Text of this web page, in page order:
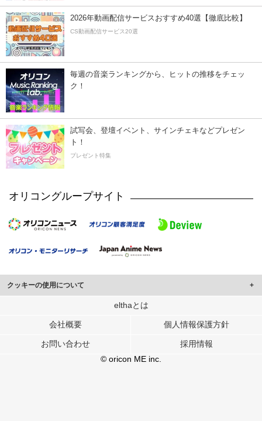
2026年動画配信サービスおすすめ40選【徹底比較】
CS動画配信サービス20選
毎週の音楽ランキングから、ヒットの推移をチェッ
ク！
試写会、登壇イベント、サインチェキなどプレゼン
ト！
プレゼント特集
オリコングループサイト
クッキーの使用について
このサイトでは Cookie を使用して、ユーザーに合わせたコンテンツや広告の
行っています。
メディアや広告配信、データ解析の各パートナーに提供しています。
各パートナーは、この情報とユーザーが各パートナーに提供した他の情報や、
ユーザーが各パートナーのサービスを使用したときに収集した他の情報を組み
elthaとは
会社概要 個人情報保護方針
お問い合わせ
採用情報
© oricon ME inc.